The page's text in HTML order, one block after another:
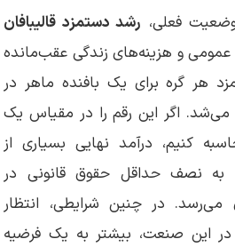
فعلی، رشد دستمزد قالیبافان
عمومی و هزینه‌های زندگی عقب‌مانده
۱۴۰۰، دستمزد هر گره برای یک بافنده ماهر در
برآورد می‌شد. اگر این رقم را در مقیاس یک
کنیم، درآمد نهایی بسیاری از
به نصف حداقل حقوق قانونی در
در چنین شرایطی، انتظار
در این صنعت، بیشتر به یک فرضیه